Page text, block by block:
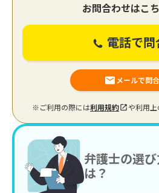
お問合わせはこ
電話で問
メールで問
※ご利用の際には利用規約 や利用上
弁護士の選
は？